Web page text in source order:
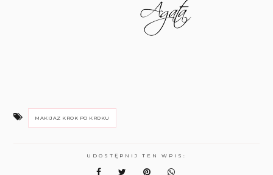
MAKIJAZ KROK PO KROKU
UDOSTĘPNIJ TEN WPIS: